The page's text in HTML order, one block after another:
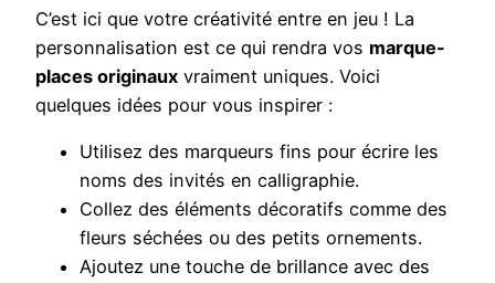
C’est ici que votre créativité entre en jeu ! La
personnalisation est ce qui rendra vos marque-
places originaux vraiment uniques. Voici
quelques idées pour vous inspirer :
Utilisez des marqueurs fins pour écrire les
noms des invités en calligraphie.
Collez des éléments décoratifs comme des
fleurs séchées ou des petits ornements.
Ajoutez une touche de brillance avec des